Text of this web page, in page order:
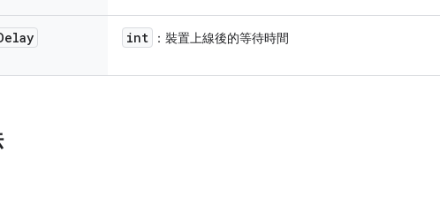
int ：裝置上線後的等待時間